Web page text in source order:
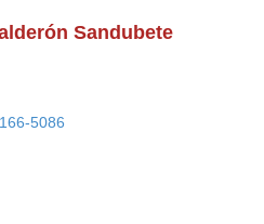
Sandubete
5086